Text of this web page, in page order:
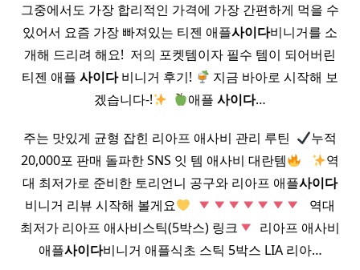
그중에서도 가장 합리적인 가격에 가장 간편하게 먹을 수
있어서 요즘 가장 빠져있는 티젠 애플사이다비니거를 소
개해 드리려 해요! ​ 저의 포켓템이자 필수 템이 되어버린
티젠 애플 사이다비니거 후기!
지금 바아로 시작해 보
겠습니다-!
애플사이다…
주는 맛있게 균형 잡힌 리아프 애사비 관리 루틴 ​
누적
20,000포 판매 돌파한 SNS 잇 템 애사비 대란템
역
대 최저가로 준비한 토리언니 공구와 리아프 애플사이다
비니거 리뷰 시작해 볼게요
​ ​ 역대
최저가 리아프 애사비스틱(5박스) 링크
​ 리아프 애사비
애플사이다비니거 애플식초 스틱 5박스 LIA 리아…